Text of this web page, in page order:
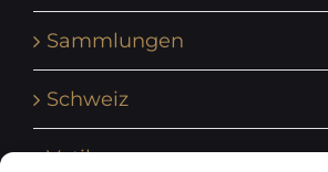
Sammlungen
Schweiz
Vatikan